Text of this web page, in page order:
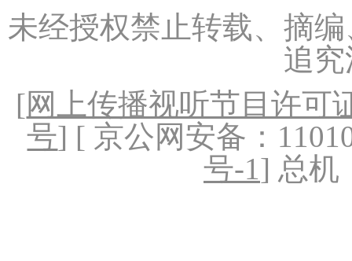
未经授权禁止转载、摘
追
[网上传播视听节目许可
号] [ 京公网安备：
号-1] 总机